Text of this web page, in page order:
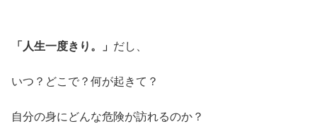
「人生一度きり。」 だし、
いつ？どこで？何が起きて？
自分の身にどんな危険が訪れるのか？